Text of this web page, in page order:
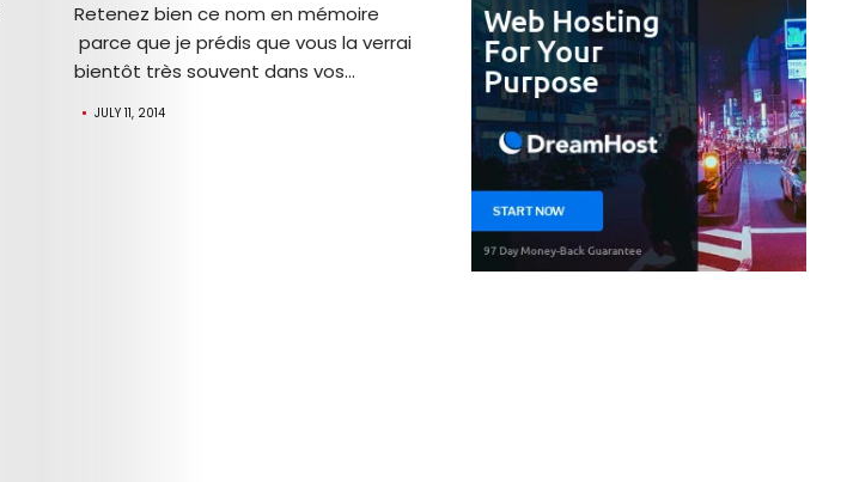
Retenez bien ce nom en mémoire
parce que je prédis que vous la verrai
bientôt très souvent dans vos...
JULY 11, 2014